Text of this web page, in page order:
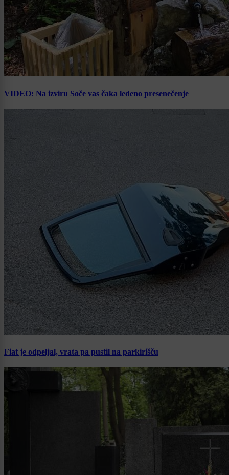
VIDEO: Na izviru Soče vas čaka ledeno presenečenje
Fiat je odpeljal, vrata pa pustil na parkirišču